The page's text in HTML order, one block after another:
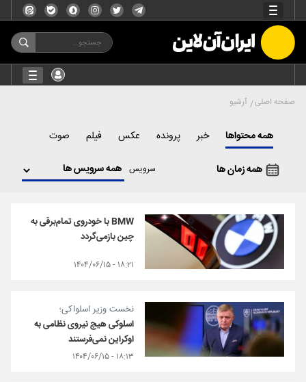
صفحه اصلی آرشیو
همه محتواها خبر پرونده عکس فیلم صوت
همه زمان ها سرویس
BMW با خودروی تمام‌برقی به
چین بازمی‌گردد
۱۸:۲۱ - ۱۴۰۴/۰۶/۱۵
نخست وزیر اسلواکی؛
اسلوکی هیچ نیروی نظامی به
اوکراین نمی‌فرستند
۱۸:۱۳ - ۱۴۰۴/۰۶/۱۵